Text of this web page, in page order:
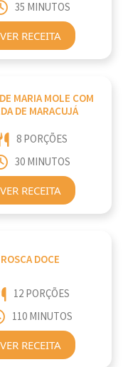
35 MINUTOS
VER RECEITA
MARIA MOLE COM
DE MARACUJÁ
8 PORÇÕES
30 MINUTOS
VER RECEITA
ROSCA DOCE
12 PORÇÕES
110 MINUTOS
VER RECEITA